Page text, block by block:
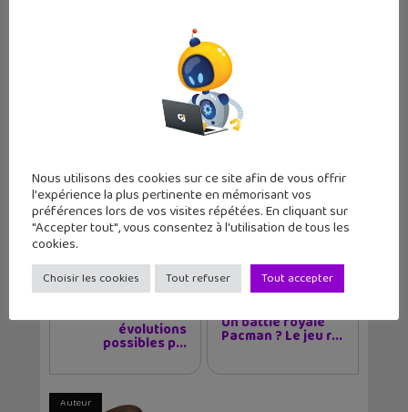
Découvre tous les jeux
vidéo que nous avons testé
(et notre avis dessus)
Zelda et Assassin’s Creed
Article précédent
Les futures
évolutions
possibles p...
Article suivant
Un battle royale
Pacman ? Le jeu r...
Auteur
Nous utilisons des cookies sur ce site afin de vous offrir
l'expérience la plus pertinente en mémorisant vos
préférences lors de vos visites répétées. En cliquant sur
"Accepter tout", vous consentez à l'utilisation de tous les
cookies.
Choisir les cookies Tout refuser Tout accepter